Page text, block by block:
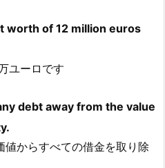
worth of 12 million euros
ユーロです
debt away from the value
からすべての借金を取り除